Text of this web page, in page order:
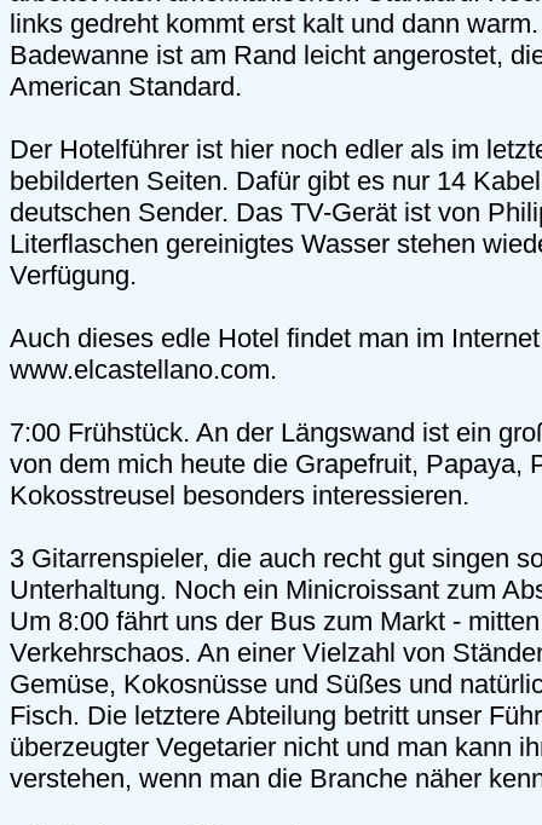
links gedreht kommt erst kalt und dann
Badewanne ist am Rand leicht angerostet,
American Standard.
Der Hotelführer ist hier noch edler als im
bebilderten Seiten. Dafür gibt es nur 14
deutschen Sender. Das TV-Gerät ist von
Literflaschen gereinigtes Wasser stehen
Verfügung.
Auch dieses edle Hotel findet man im
www.elcastellano.com.
7:00 Frühstück. An der Längswand ist ein
von dem mich heute die Grapefruit, Papaya,
Kokosstreusel besonders interessieren.
3 Gitarrenspieler, die auch recht gut singen
Unterhaltung. Noch ein Minicroissant zum
Um 8:00 fährt uns der Bus zum Markt -
Verkehrschaos. An einer Vielzahl von
Gemüse, Kokosnüsse und Süßes und
Fisch. Die letztere Abteilung betritt unser
überzeugter Vegetarier nicht und man kann
verstehen, wenn man die Branche näher